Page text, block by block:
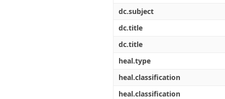
dc.subject
dc.title
dc.title
heal.type
heal.classification
heal.classification